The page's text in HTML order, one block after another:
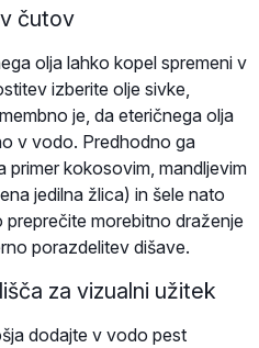
čutov
olja lahko kopel spremeni v
izberite olje sivke,
je, da eteričnega olja
v vodo. Predhodno ga
primer kokosovim, mandljevim
jedilna žlica) in šele nato
morebitno draženje
porazdelitev dišave.
za vizualni užitek
dodajte v vodo pest